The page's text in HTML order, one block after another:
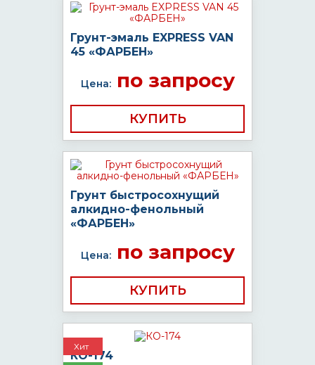
Грунт-эмаль EXPRESS VAN
45 «ФАРБЕН»
Цена:по запросу
КУПИТЬ
Грунт быстросохнущий
алкидно-фенольный
«ФАРБЕН»
Цена:по запросу
КУПИТЬ
Хит
КО-174